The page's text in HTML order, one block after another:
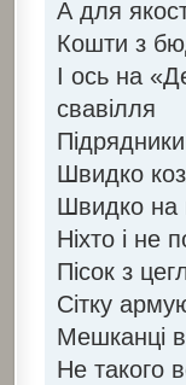
А для
Кошти з
І ось на
свавілля
Швидко
Швидко на
Ніхто і не
Пісок з
Сітку
Мешканці
Не такого